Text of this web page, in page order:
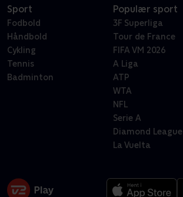
Sport
Fodbold
Håndbold
Cykling
Tennis
Badminton
Populær sport
3F Superliga
Tour de France
FIFA VM 2026
A Liga
ATP
WTA
NFL
Serie A
Diamond League
La Vuelta